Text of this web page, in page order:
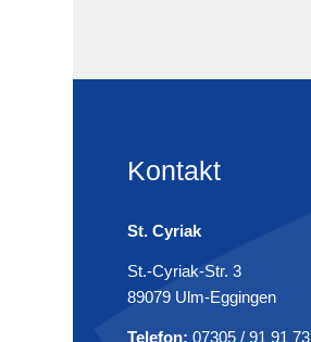
Kontakt
St. Cyriak
St.-Cyriak-Str. 3
89079 Ulm-Eggingen
Telefon: 07305 / 91 91 73